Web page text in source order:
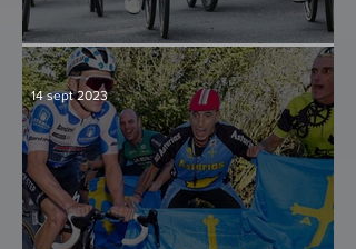
Culminación y consenso
14 sept 2023